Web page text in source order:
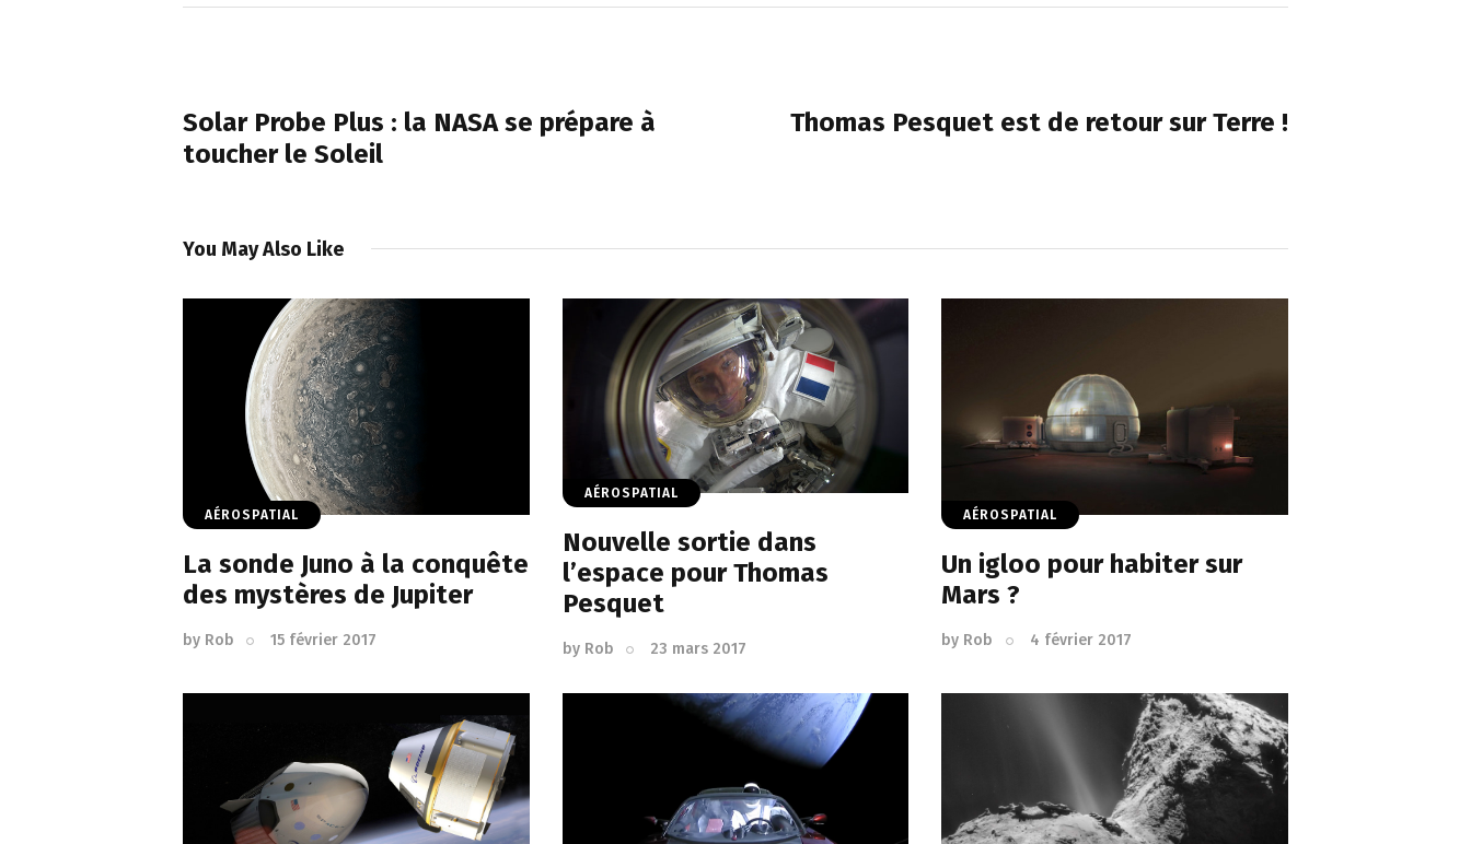
l’article
Solar Probe Plus : la NASA se prépare à
toucher le Soleil
Thomas Pesquet est de retour sur Terre !
You May Also Like
AÉROSPATIAL
La sonde Juno à la conquête
des mystères de Jupiter
by Rob 15 février 2017
AÉROSPATIAL
Nouvelle sortie dans
l’espace pour Thomas
Pesquet
by Rob 23 mars 2017
AÉROSPATIAL
Un igloo pour habiter sur
Mars ?
by Rob 4 février 2017